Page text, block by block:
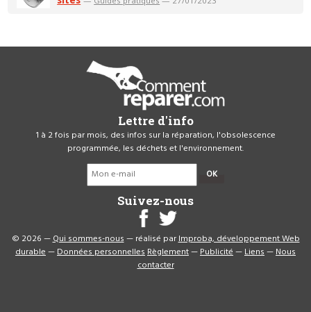
Lettre d'info
1 à 2 fois par mois, des infos sur la réparation, l'obsolescence
programmée, les déchets et l'environnement.
OK
Suivez-nous
© 2026 —Qui sommes-nous— réalisé parImproba, développement Web
durable—Données personnellesRèglement—Publicité—Liens—Nous
contacter